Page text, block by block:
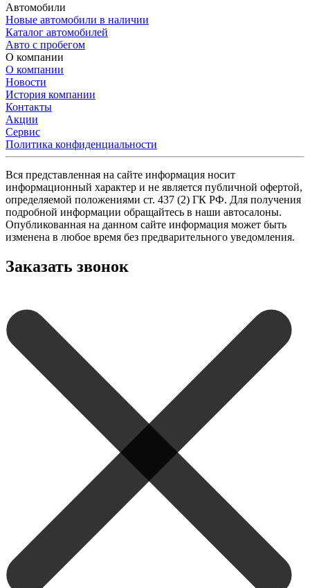
Автомобили
Новые автомобили в наличии
Каталог автомобилей
Авто с пробегом
О компании
О компании
Новости
История компании
Контакты
Акции
Сервис
Политика конфиденциальности
Вся представленная на сайте информация носит
информационный характер и не является публичной офертой,
определяемой положениями ст. 437 (2) ГК РФ. Для получения
подробной информации обращайтесь в наши автосалоны.
Опубликованная на данном сайте информация может быть
изменена в любое время без предварительного уведомления.
Заказать звонок